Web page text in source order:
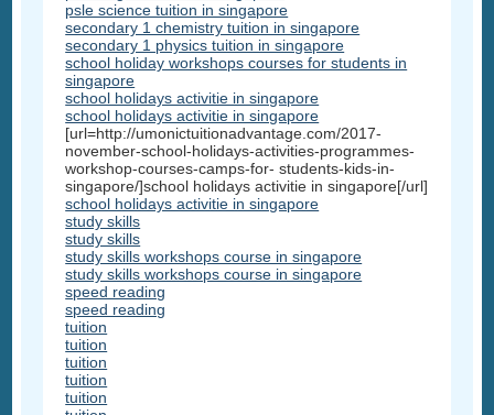
psle science tuition in singapore
secondary 1 chemistry tuition in singapore
secondary 1 physics tuition in singapore
school holiday workshops courses for students in
singapore
school holidays activitie in singapore
school holidays activitie in singapore
[url=http://umonictuitionadvantage.com/2017-
november-school-holidays-activities-programmes-
workshop-courses-camps-for- students-kids-in-
singapore/]school holidays activitie in singapore[/url]
school holidays activitie in singapore
study skills
study skills
study skills workshops course in singapore
study skills workshops course in singapore
speed reading
speed reading
tuition
tuition
tuition
tuition
tuition